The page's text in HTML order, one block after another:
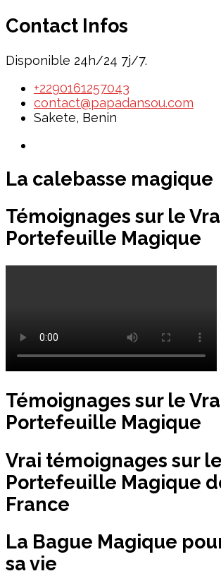
Contact Infos
Disponible 24h/24 7j/7.
+2290161257043
contact@papadansou.com
Sakete, Benin
La calebasse magique
Témoignages sur le
Portefeuille Magique
Témoignages sur le
Portefeuille Magique
Vrai témoignages sur le
Portefeuille Magique
France
La Bague Magique
sa vie